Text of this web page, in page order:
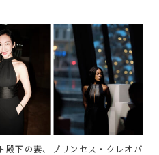
殿下の妻、プリンセス・クレオパ